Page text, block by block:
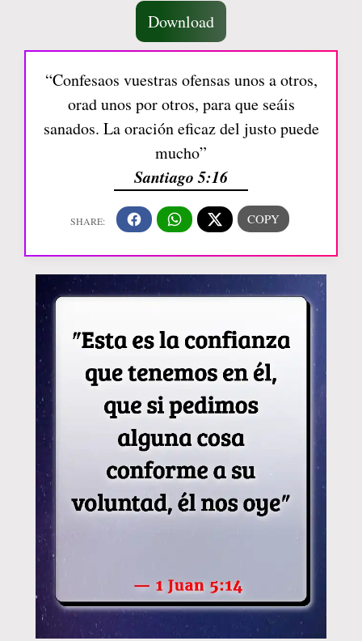
Download
“Confesaos vuestras ofensas unos a otros,
orad unos por otros, para que seáis
sanados. La oración eficaz del justo puede
mucho”
Santiago 5:16